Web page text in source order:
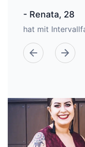
- Renata, 28
hat mit